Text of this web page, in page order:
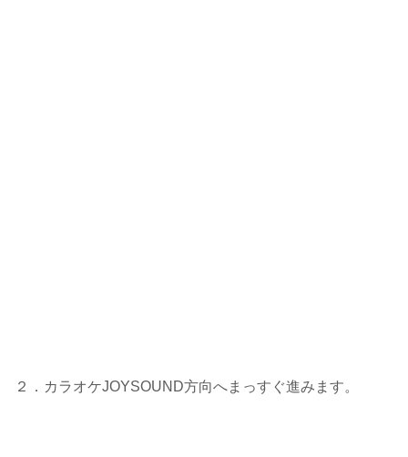
２．カラオケJOYSOUND方向へまっすぐ進みます。